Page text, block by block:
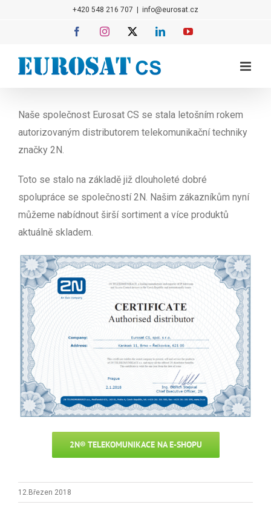
+420 548 216 707 info@eurosat.cz
FacebookInstagram LinkedInYouTube
Naše společnost Eurosat CS se stala letošním rokem
autorizovaným distributorem telekomunikační techniky
značky 2N.
Toto se stalo na základě již dlouholeté dobré
spolupráce se společností 2N. Našim zákazníkům nyní
můžeme nabídnout širší sortiment a více produktů
aktuálně skladem.
2N® TELEKOMUNIKACE NA E-SHOPU
12.Březen 2018